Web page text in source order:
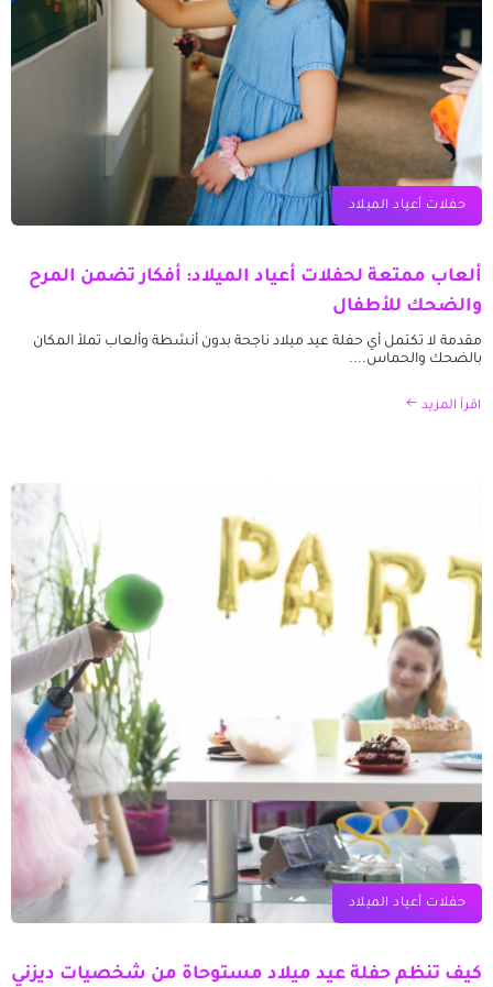
حفلات أعياد الميلاد
ألعاب ممتعة لحفلات أعياد الميلاد: أفكار تضمن المرح
والضحك للأطفال
مقدمة لا تكتمل أي حفلة عيد ميلاد ناجحة بدون أنشطة وألعاب تملأ المكان
بالضحك والحماس....
اقرأ المزيد
حفلات أعياد الميلاد
كيف تنظم حفلة عيد ميلاد مستوحاة من شخصيات ديزني